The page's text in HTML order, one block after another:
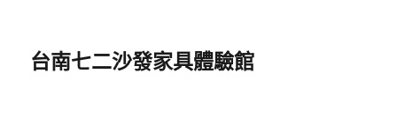
台南七二沙發家具體驗館